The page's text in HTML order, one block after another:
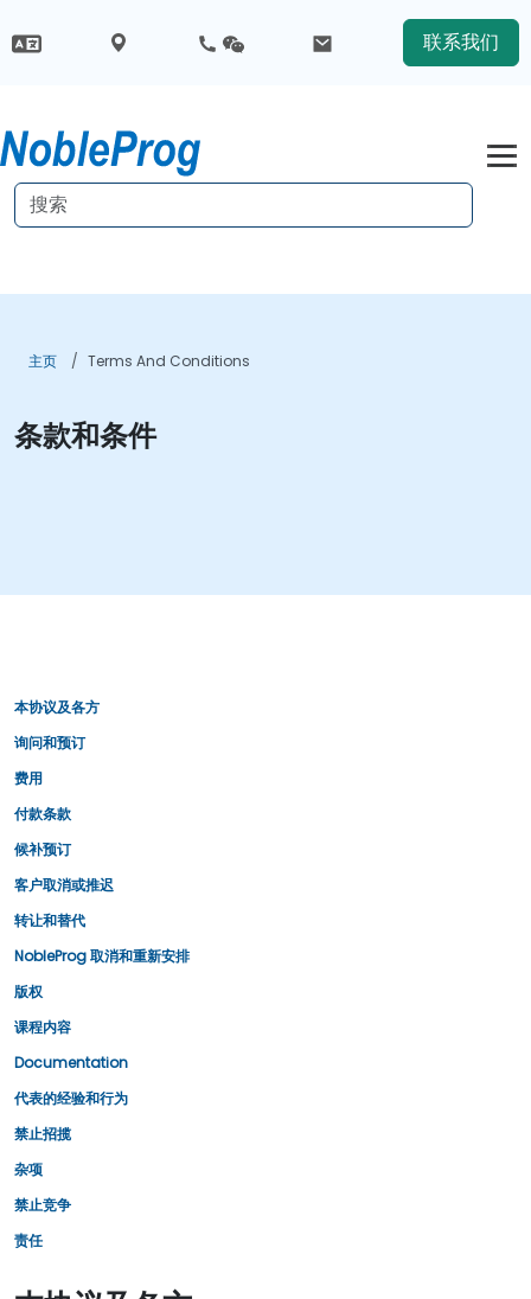
联系我们
主页 Terms And Conditions
条款和条件
本协议及各方
询问和预订
费用
付款条款
候补预订
客户取消或推迟
转让和替代
NobleProg 取消和重新安排
版权
课程内容
Documentation
代表的经验和行为
禁止招揽
杂项
禁止竞争
责任